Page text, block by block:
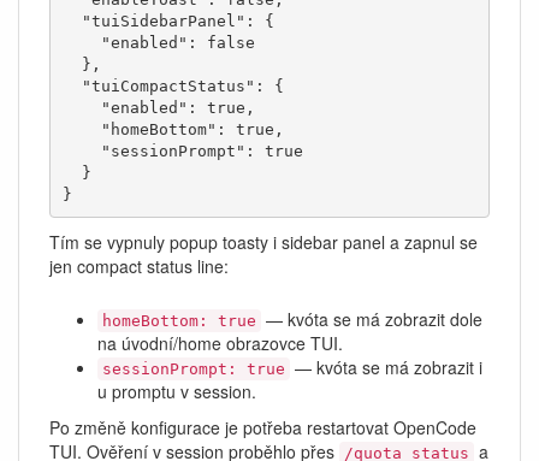
}
Tím se vypnuly popup toasty i sidebar panel a zapnul se
jen compact status line:
homeBottom: true — kvóta se má zobrazit dole
na úvodní/home obrazovce TUI.
sessionPrompt: true — kvóta se má zobrazit i
u promptu v session.
Po změně konfigurace je potřeba restartovat OpenCode
TUI. Ověření v session proběhlo přes /quota_status a